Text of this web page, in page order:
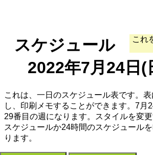
これ
スケジュール
2022年7月24日(
これは、一日のスケジュール表です。
し、印刷メモすることができます。7月
29番目の週になります。スタイルを変
スケジュールか24時間のスケジュール
ります。